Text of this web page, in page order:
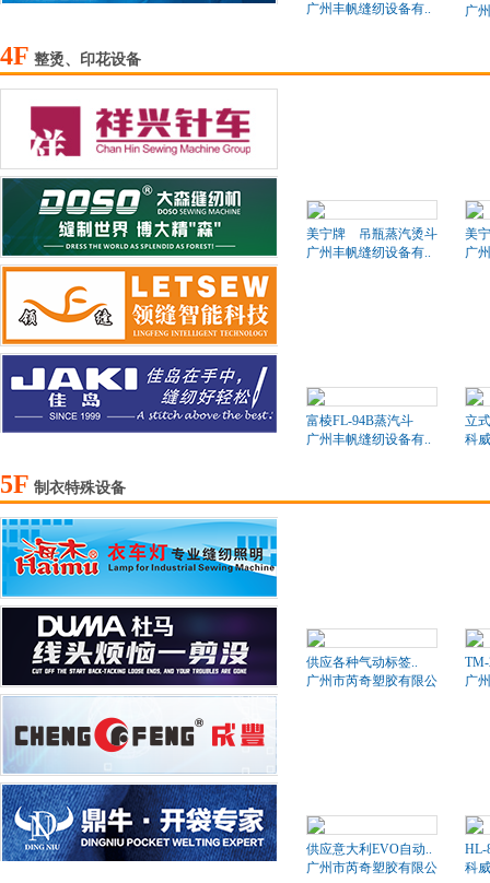
广州丰帆缝纫设备有.. 广
4F 整烫、印花设备
美宁牌 吊瓶蒸汽烫斗
广州丰帆缝纫设备有..
美
广
富棱FL-94B蒸汽斗
广州丰帆缝纫设备有..
立
科
5F 制衣特殊设备
供应各种气动标签..
广州市芮奇塑胶有限公司
广
供应意大利EVO自动..
广州市芮奇塑胶有限公司
HL-
科